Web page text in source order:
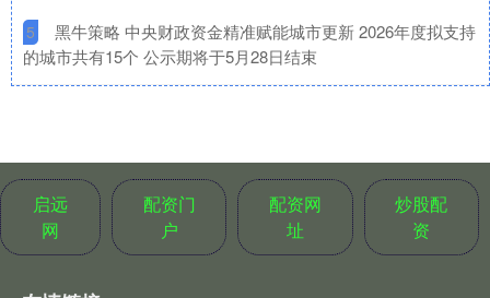
5
​黑牛策略 中央财政资金精准赋能城市更新 2026年度拟支持
的城市共有15个 公示期将于5月28日结束
启远
网
配资门
户
配资网
址
炒股配
资